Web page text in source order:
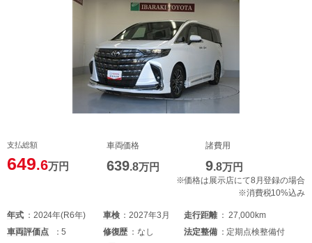
支払総額
649.6万円
車両価格
639.8万円
諸費用
9.8万円
※価格は展示店にて8月登録の場合
※消費税10%込み
年式 2024年(R6年) 車検 2027年3月 走行距離
27,000km
車両評価点 5 修復歴 なし 法定整備
定期点検整備付